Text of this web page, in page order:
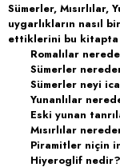
Sümerler, Mısırlılar,
uygarlıkların nasıl
ettiklerini bu kitapta
Romalılar nerede
Sümerler
Sümerler neyi
Yunanlılar nerede
Eski yunan
Mısırlılar
Piramitler niçin
Hiyeroglif nedir?